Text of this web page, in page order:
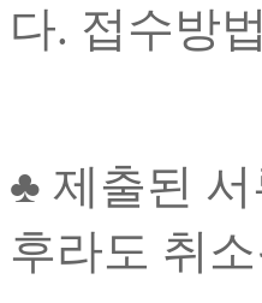
다. 접수방
♣ 제출된
후라도 취